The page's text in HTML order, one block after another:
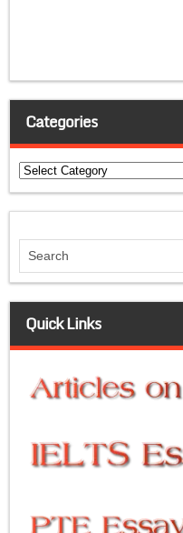
Categories
Categories
Quick Links